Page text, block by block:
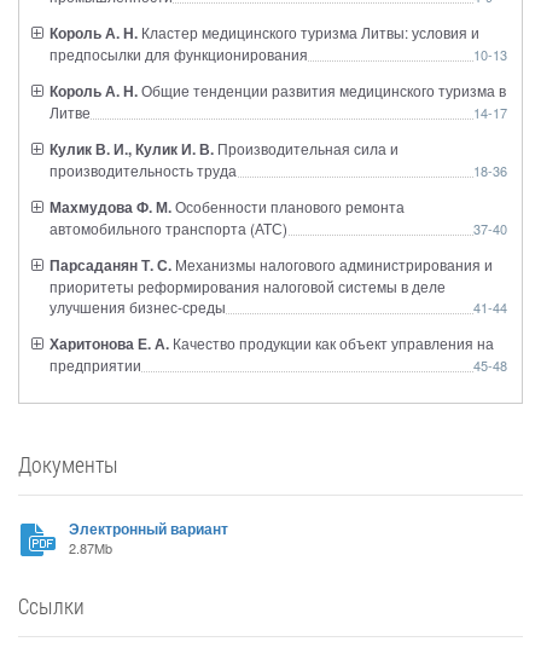
Король А. Н. Кластер медицинского туризма Литвы: условия и
предпосылки для функционирования
10-13
Король А. Н.Общие тенденции развития медицинского туризма в
Литве
14-17
Кулик В. И., Кулик И. В. Производительная сила и
производительность труда
18-36
Махмудова Ф. М.Особенности планового ремонта
автомобильного транспорта (АТС)
37-40
Парсаданян Т. С. Механизмы налогового администрирования и
приоритеты реформирования налоговой системы в деле
улучшения бизнес-среды
41-44
Харитонова Е. А. Качество продукции как объект управления на
предприятии
45-48
Документы
Электронный вариант
2.87Mb
Ссылки